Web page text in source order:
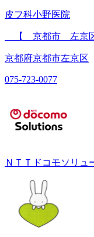
皮フ科小野医院
【 京都市 左京区
京都府京都市左京区
075-723-0077
ＮＴＴドコモソリュ